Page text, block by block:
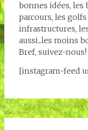
bonnes idées, les
parcours, les
infrastructures,
aussi...les moins
Bref, suivez-nous!
[instagram-feed